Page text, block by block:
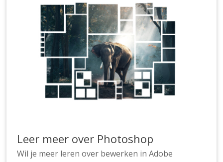
Leer meer over Photoshop
Wil je meer leren over bewerken in Adobe